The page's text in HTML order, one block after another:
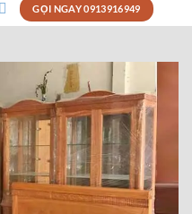
GỌI NGAY 0913916949